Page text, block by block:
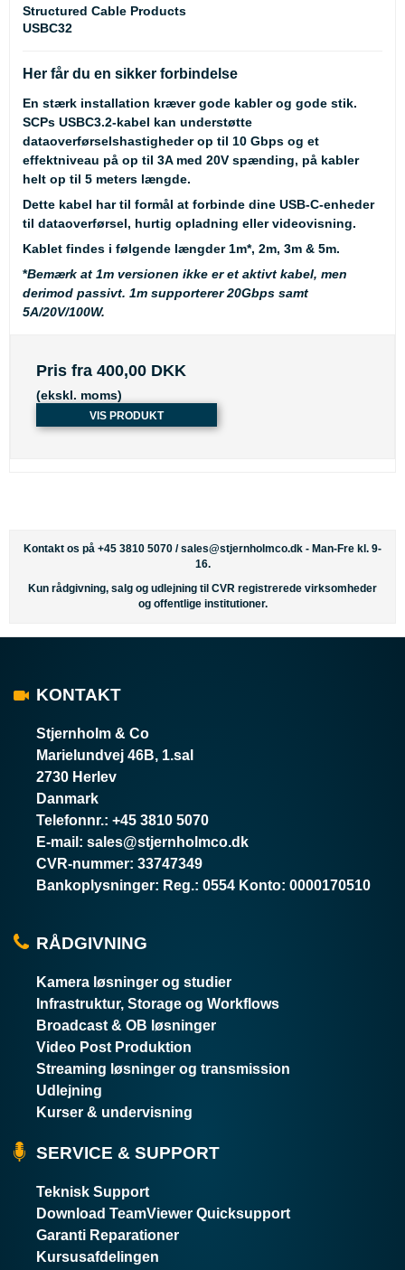
Structured Cable Products
USBC32
Her får du en sikker forbindelse
En stærk installation kræver gode kabler og gode stik.
SCPs USBC3.2-kabel kan understøtte
dataoverførselshastigheder op til 10 Gbps og et
effektniveau på op til 3A med 20V spænding, på kabler
helt op til 5 meters længde.
Dette kabel har til formål at forbinde dine USB-C-enheder
til dataoverførsel, hurtig opladning eller videovisning.
Kablet findes i følgende længder 1m*, 2m, 3m & 5m.
*Bemærk at 1m versionen ikke er et aktivt kabel, men
derimod passivt. 1m supporterer 20Gbps samt
5A/20V/100W.
Pris fra 400,00 DKK
(ekskl. moms)
VIS PRODUKT
Kontakt os på +45 3810 5070 /sales@stjernholmco.dk - Man-Fre kl. 9-
16.
Kun rådgivning, salg og udlejning til CVR registrerede virksomheder
og offentlige institutioner.
KONTAKT
Stjernholm & Co
Marielundvej 46B, 1.sal
2730 Herlev
Danmark
Telefonnr.: +45 3810 5070
E-mail : sales@stjernholmco.dk
CVR-nummer: 33747349
Bankoplysninger: Reg.: 0554 Konto: 0000170510
RÅDGIVNING
Kamera løsninger og studier
Infrastruktur, Storage og Workflows
Broadcast & OB løsninger
Video Post Produktion
Streaming løsninger og transmission
Udlejning
Kurser & undervisning
SERVICE & SUPPORT
Teknisk Support
Download TeamViewer Quicksupport
Garanti Reparationer
Kursusafdelingen